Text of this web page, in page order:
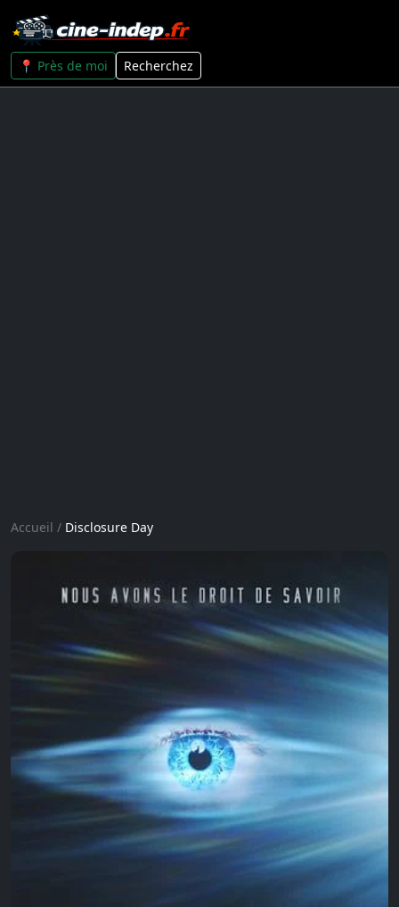
📍 Près de moi Recherchez
Accueil / Disclosure Day